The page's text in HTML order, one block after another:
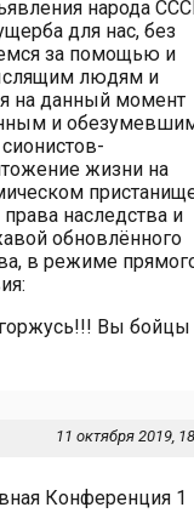
народа
для нас, без
за помощью и
людям и
на данный момент
и
жизни на
наследства и
обновлённого
в режиме
Вы бойцы
11 октября 2019,
Конференция 1